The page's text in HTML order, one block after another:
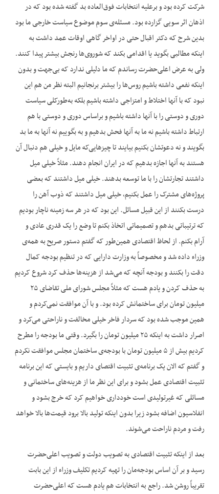
شرکت کرده بود و برعلیه انتخابات فوق‌العاده بد گفته شده بود که در
اذهان اثر سویی گزارده بود. مسئله‌ی سوم موضوع سیاست خارجی ما بود
بدین شرح که دکتر اقبال حتی در اواخر گاهی اوقات عمد داشت به
اینکه مطالبی بگوید یا اقدامی بکند که شوروی‌ها رنجش بیشتر پیدا کنند.
ولی به عرض اعلی‌حضرت رساندم که ما دلیلی ندارد که بی‌جهت و بدون
اینکه نفعی داشته باشیم روس‌ها را بیشتر برنجانیم البته نظر من هم این
نبود که با آنها اختلاط و امتزاجی داشته باشیم بلکه به‌طورکلی سیاست
دوری و دوستی را با آنها داشته باشیم و براساس دوری و دوستی با هم
ارتباط داشته باشیم نه ما به آنها فحش بدهیم و به بگوییم نه آنها به ما بد
بگویند و نه دعوتشان بکنیم بیایند تا چیزهایی‌که مایل و خیلی هم دنبال آن
هستند به آنها اجازه بدهیم که در ایران انجام دهند. مثلاً خیلی میل
داشتند تجارتشان را با ما توسعه بدهند. خیلی میل داشتند که بعضی
پروژه‌های مشترک را عمل بکنیم، خیلی میل داشتند که ذوب آهن را
درست بکنند از این قبیل مسائل. این بود که در هر سه زمینه ناچار بودیم
که ترتیباتی بدهم و تصمیماتی اتخاذ بکنم تا وضع را یک قدری عادی و
آرام بکنم. از لحاظ اقتصادی همین‌طور که گفتم دستور صریح به همه‌ی
وزراء داده شد و مخصوصاً به وزارت دارایی که در تنظیم بودجه کمال
دقت را بکنند و بودجه آنچه که می‌شد از هزینه‌ها حذف کرد شروع کردیم
به حذف کردن و یادم هست که مثلاً مجلس شورای ملی تقاضای ۲۵
میلیون تومان برای ساختمانش کرده بود. و با آن موافقت نمی‌کردم و
همین موجب شده بود که سردار فاخر خیلی مخالفت و ناراحتی می‌کرد و
اصرار داشت به اینکه ۲۵ میلیون تومان را بگیرد. وقتی ما بودجه را مطرح
کردیم بیش از ۵ میلیون تومان با بودجه‌ی ساختمان مجلس موافقت نکردم
و گفتم که الان یک برنامه‌ی تثبیت اقتصای داریم و بایستی که این برنامه
تثبیت اقتصادی عمل بشود و برای این نظر ما از هزینه‌های ساختمانی و
مسائلی که غیرتولیدی است خودداری خواهیم کرد که خرج بشود و
انفلاسیون اضافه بشود زیرا بدون اینکه تولید بالا برود قیمت‌ها بالا خواهد
رفت و مردم ناراحت می‌شوند.
بعد از اینکه تثبیت اقتصادی به تصویب دولت و تصویب اعلی‌حضرت
رسید و بر آن اساس بودجه‌مان را تهیه کردیم تکلیف وزراء از این بابت
تقریباً روشن شد. راجع به انتخابات هم یادم هست که اعلی‌حضرت